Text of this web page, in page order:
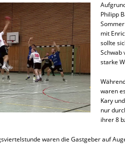
Philipp
mit
sollte
Schwab
starke
waren
Kary
nur
ihrer 8
waren die Gastgeber auf